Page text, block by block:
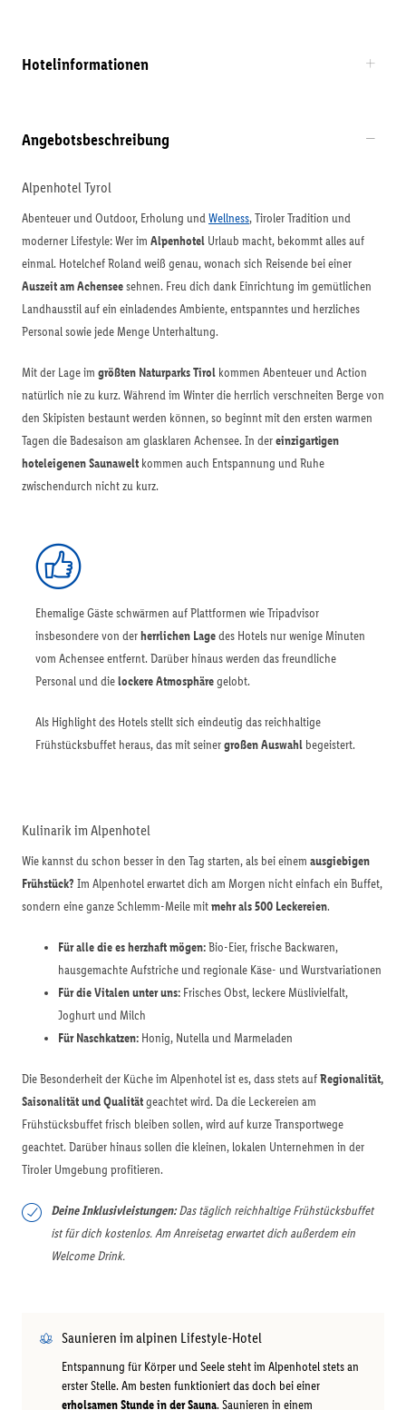
Hotelinformationen
Angebotsbeschreibung
Alpenhotel Tyrol
Abenteuer und Outdoor, Erholung undWellness, Tiroler Tradition und
moderner Lifestyle: Wer im Alpenhotel Urlaub macht, bekommt alles auf
einmal. Hotelchef Roland weiß genau, wonach sich Reisende bei einer
Auszeit am Achenseesehnen. Freu dich dank Einrichtung im gemütlichen
Landhausstil auf ein einladendes Ambiente, entspanntes und herzliches
Personal sowie jede Menge Unterhaltung.
Mit der Lage im größten Naturparks Tirol kommen Abenteuer und Action
natürlich nie zu kurz. Während im Winter die herrlich verschneiten Berge von
den Skipisten bestaunt werden können, so beginnt mit den ersten warmen
Tagen die Badesaison am glasklaren Achensee. In dereinzigartigen
hoteleigenen Saunawelt kommen auch Entspannung und Ruhe
zwischendurch nicht zu kurz.
Ehemalige Gäste schwärmen auf Plattformen wie Tripadvisor
insbesondere von derherrlichen Lagedes Hotels nur wenige Minuten
vom Achensee entfernt. Darüber hinaus werden das freundliche
Personal und dielockere Atmosphäregelobt.
Als Highlight des Hotels stellt sich eindeutig das reichhaltige
Frühstücksbuffet heraus, das mit seinergroßen Auswahl begeistert.
Kulinarik im Alpenhotel
Wie kannst du schon besser in den Tag starten, als bei einem ausgiebigen
Frühstück? Im Alpenhotel erwartet dich am Morgen nicht einfach ein Buffet,
sondern eine ganze Schlemm-Meile mitmehr als 500 Leckereien.
Für alle die es herzhaft mögen:Bio-Eier, frische Backwaren,
hausgemachte Aufstriche und regionale Käse- und Wurstvariationen
Für die Vitalen unter uns: Frisches Obst, leckere Müslivielfalt,
Joghurt und Milch
Für Naschkatzen: Honig, Nutella und Marmeladen
Die Besonderheit der Küche im Alpenhotel ist es, dass stets aufRegionalität,
Saisonalität und Qualitätgeachtet wird. Da die Leckereien am
Frühstücksbuffet frisch bleiben sollen, wird auf kurze Transportwege
geachtet. Darüber hinaus sollen die kleinen, lokalen Unternehmen in der
Tiroler Umgebung profitieren.
Deine Inklusivleistungen:Das täglich reichhaltige Frühstücksbuffet
ist für dich kostenlos. Am Anreisetag erwartet dich außerdem ein
Welcome Drink.
Saunieren im alpinen Lifestyle-Hotel
Entspannung für Körper und Seele steht im Alpenhotel stets an
erster Stelle. Am besten funktioniert das doch bei einer
erholsamen Stunde in der Sauna. Saunieren in einem